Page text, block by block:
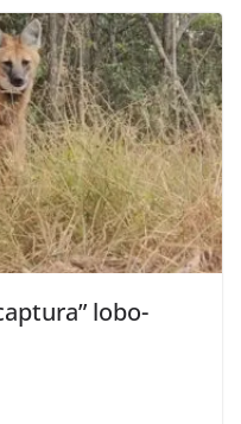
lobo-